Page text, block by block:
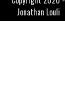
Jonathan Louli